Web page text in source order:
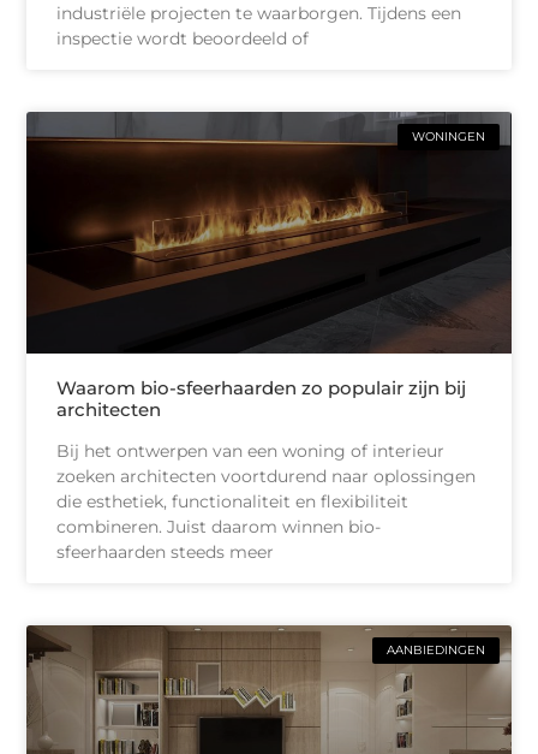
industriële projecten te waarborgen. Tijdens een
inspectie wordt beoordeeld of
WONINGEN
Waarom bio-sfeerhaarden zo populair zijn bij
architecten
Bij het ontwerpen van een woning of interieur
zoeken architecten voortdurend naar oplossingen
die esthetiek, functionaliteit en flexibiliteit
combineren. Juist daarom winnen bio-
sfeerhaarden steeds meer
AANBIEDINGEN